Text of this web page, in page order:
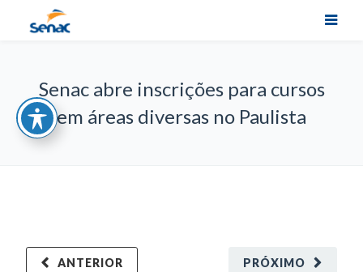
Senac abre inscrições para cursos
em áreas diversas no Paulista
PRÓXIMO
ANTERIOR